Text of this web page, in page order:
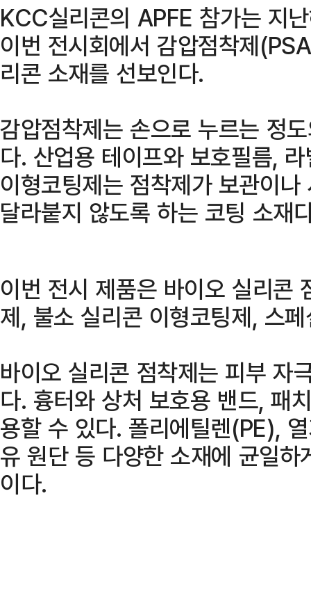
KCC실리콘의 APFE 참가는 지
이번 전시회에서 감압점착제
리콘 소재를 선보인다.
감압점착제는 손으로 누르는 정
다. 산업용 테이프와 보호필름,
이형코팅제는 점착제가 보관이
달라붙지 않도록 하는 코팅 소재
이번 전시 제품은 바이오 실리콘
제, 불소 실리콘 이형코팅제, 스
바이오 실리콘 점착제는 피부 자
다. 흉터와 상처 보호용 밴드, 패
용할 수 있다. 폴리에틸렌(PE),
유 원단 등 다양한 소재에 균일
이다.